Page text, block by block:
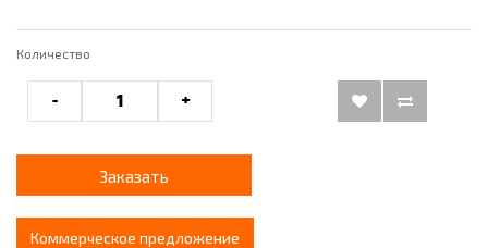
Количество
- +
Заказать
Коммерческое предложение